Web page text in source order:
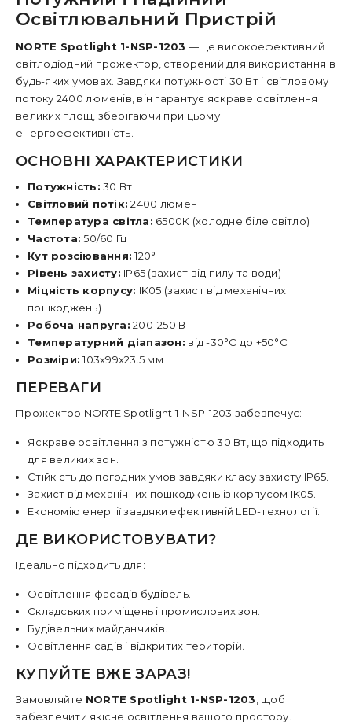
Освітлювальний Пристрій
NORTE Spotlight 1-NSP-1203 — це високоефективний
світлодіодний прожектор, створений для використання в
будь-яких умовах. Завдяки потужності 30 Вт і світловому
потоку 2400 люменів, він гарантує яскраве освітлення
великих площ, зберігаючи при цьому
енергоефективність.
ОСНОВНІ ХАРАКТЕРИСТИКИ
Потужність: 30 Вт
Світловий потік: 2400 люмен
Температура світла: 6500К (холодне біле світло)
Частота: 50/60 Гц
Кут розсіювання: 120°
Рівень захисту: IP65 (захист від пилу та води)
Міцність корпусу: IK05 (захист від механічних
пошкоджень)
Робоча напруга: 200-250 В
Температурний діапазон: від -30°C до +50°C
Розміри: 103x99x23.5 мм
ПЕРЕВАГИ
Прожектор NORTE Spotlight 1-NSP-1203 забезпечує:
Яскраве освітлення з потужністю 30 Вт, що підходить
для великих зон.
Стійкість до погодних умов завдяки класу захисту IP65.
Захист від механічних пошкоджень із корпусом IK05.
Економію енергії завдяки ефективній LED-технології.
ДЕ ВИКОРИСТОВУВАТИ?
Ідеально підходить для:
Освітлення фасадів будівель.
Складських приміщень і промислових зон.
Будівельних майданчиків.
Освітлення садів і відкритих територій.
КУПУЙТЕ ВЖЕ ЗАРАЗ!
Замовляйте NORTE Spotlight 1-NSP-1203 , щоб
забезпечити якісне освітлення вашого простору.